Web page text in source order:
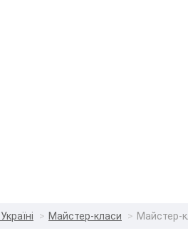
Майстер-класи Майстер-